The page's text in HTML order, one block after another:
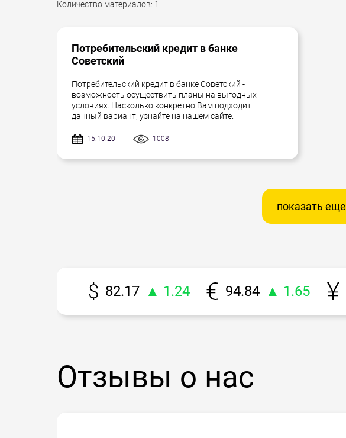
Количество материалов: 1
Потребительский кредит в банке
Советский
Потребительский кредит в банке Советский -
возможность осуществить планы на выгодных
условиях. Насколько конкретно Вам подходит
данный вариант, узнайте на нашем сайте.
15.10.20 1008
показать еще
82.17 ▲ 1.24 94.84 ▲ 1.65
Отзывы о нас